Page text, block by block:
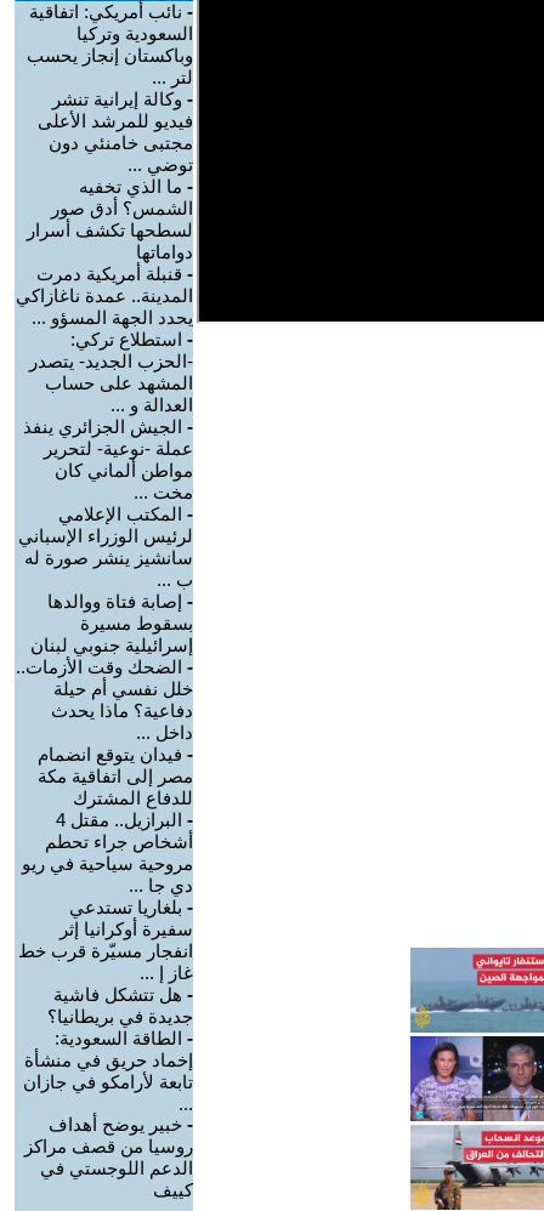
- نائب أمريكي: اتفاقية
السعودية وتركيا
وباكستان إنجاز يحسب
لتر ...
- وكالة إيرانية تنشر
فيديو للمرشد الأعلى
مجتبى خامنئي دون
توضي ...
- ما الذي تخفيه
الشمس؟ أدق صور
لسطحها تكشف أسرار
دواماتها
- قنبلة أمريكية دمرت
المدينة.. عمدة ناغازاكي
يحدد الجهة المسؤو ...
- استطلاع تركي:
-الحزب الجديد- يتصدر
المشهد على حساب
العدالة و ...
- الجيش الجزائري ينفذ
عملة -نوعية- لتحرير
مواطن ألماني كان
مخت ...
- المكتب الإعلامي
لرئيس الوزراء الإسباني
سانشيز ينشر صورة له
ب ...
- إصابة فتاة ووالدها
بسقوط مسيرة
إسرائيلية جنوبي لبنان
- الضحك وقت الأزمات..
خلل نفسي أم حيلة
دفاعية؟ ماذا يحدث
داخل ...
- فيدان يتوقع انضمام
مصر إلى اتفاقية مكة
للدفاع المشترك
-
البرازيل.. مقتل 4
أشخاص جراء تحطم
مروحية سياحية في ريو
دي جا ...
- بلغاريا تستدعي
سفيرة أوكرانيا إثر
انفجار مسيّرة قرب خط
غاز إ ...
- هل تتشكل فاشية
جديدة في بريطانيا؟
- الطاقة السعودية:
إخماد حريق في منشأة
تابعة لأرامكو في جازان
...
- خبير يوضح أهداف
روسيا من قصف مراكز
الدعم اللوجستي في
كييف